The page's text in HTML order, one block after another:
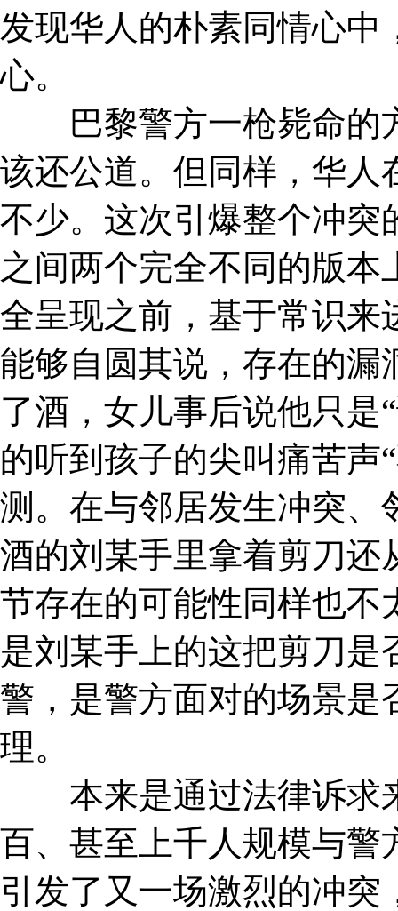
发现华人的朴素同情心中
心。
巴黎警方一枪毙命的
该还公道。但同样，华人
不少。这次引爆整个冲突
之间两个完全不同的版
全呈现之前，基于常识来
能够自圆其说，存在的漏
了酒，女儿事后说他只是
的听到孩子的尖叫痛苦声
测。在与邻居发生冲突、
酒的刘某手里拿着剪刀还
节存在的可能性同样也不
是刘某手上的这把剪刀
警，是警方面对的场景是
理。
本来是通过法律诉求
百、甚至上千人规模与警
引发了又一场激烈的冲